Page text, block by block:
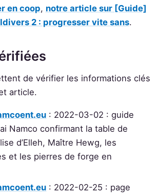
en coop, notre article sur [Guide]
2 : progresser vite sans.
de vérifier les informations clés
article.
: 2022-03-02 : guide
Namco confirmant la table de
d’Elleh, Maître Hewg, les
et les pierres de forge en
: 2022-02-25 : page